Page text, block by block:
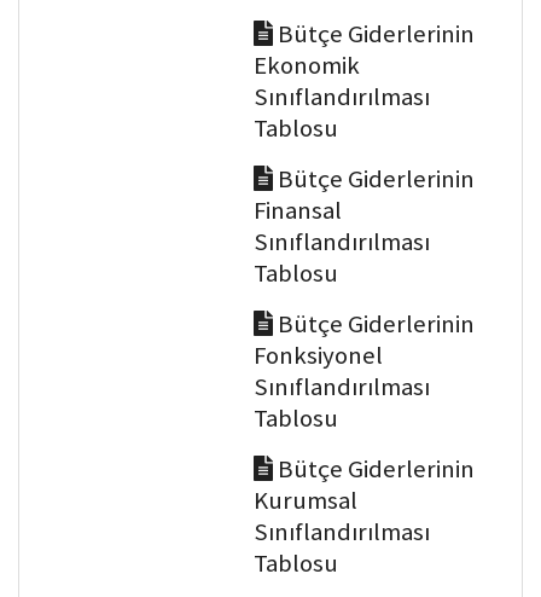
Bütçe Giderlerinin
Ekonomik
Sınıflandırılması
Tablosu
Bütçe Giderlerinin
Finansal
Sınıflandırılması
Tablosu
Bütçe Giderlerinin
Fonksiyonel
Sınıflandırılması
Tablosu
Bütçe Giderlerinin
Kurumsal
Sınıflandırılması
Tablosu